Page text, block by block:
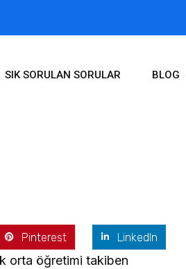
SIK SORULAN SORULAR BLOG
Pinterest LinkedIn
orta öğretimi takiben